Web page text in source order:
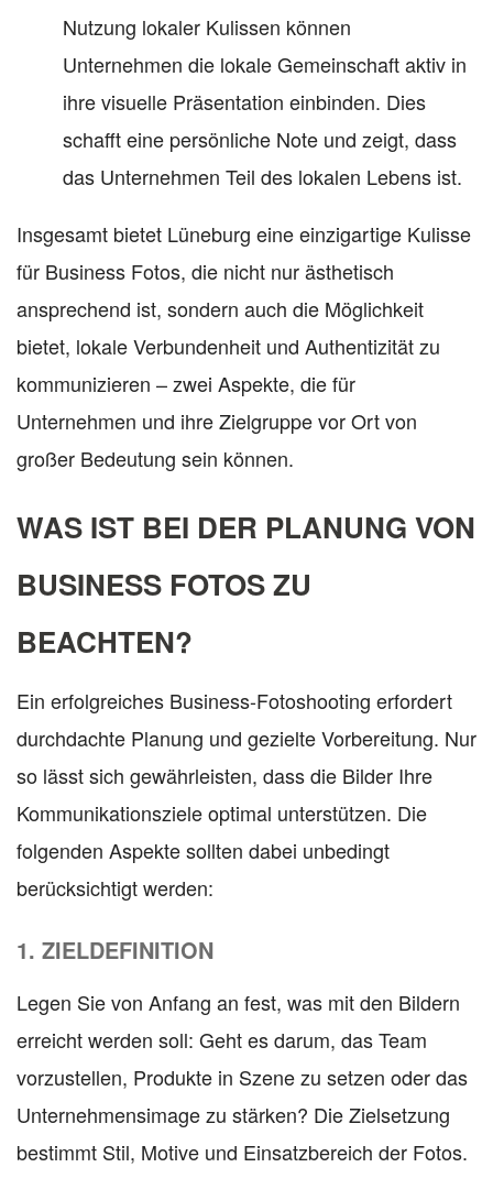
Nutzung lokaler Kulissen können
Unternehmen die lokale Gemeinschaft aktiv in
ihre visuelle Präsentation einbinden. Dies
schafft eine persönliche Note und zeigt, dass
das Unternehmen Teil des lokalen Lebens ist.
Insgesamt bietet Lüneburg eine einzigartige Kulisse
für Business Fotos, die nicht nur ästhetisch
ansprechend ist, sondern auch die Möglichkeit
bietet, lokale Verbundenheit und Authentizität zu
kommunizieren – zwei Aspekte, die für
Unternehmen und ihre Zielgruppe vor Ort von
großer Bedeutung sein können.
WAS IST BEI DER PLANUNG VON
BUSINESS FOTOS ZU
BEACHTEN?
Ein erfolgreiches Business-Fotoshooting erfordert
durchdachte Planung und gezielte Vorbereitung. Nur
so lässt sich gewährleisten, dass die Bilder Ihre
Kommunikationsziele optimal unterstützen. Die
folgenden Aspekte sollten dabei unbedingt
berücksichtigt werden:
1. ZIELDEFINITION
Legen Sie von Anfang an fest, was mit den Bildern
erreicht werden soll: Geht es darum, das Team
vorzustellen, Produkte in Szene zu setzen oder das
Unternehmensimage zu stärken? Die Zielsetzung
bestimmt Stil, Motive und Einsatzbereich der Fotos.